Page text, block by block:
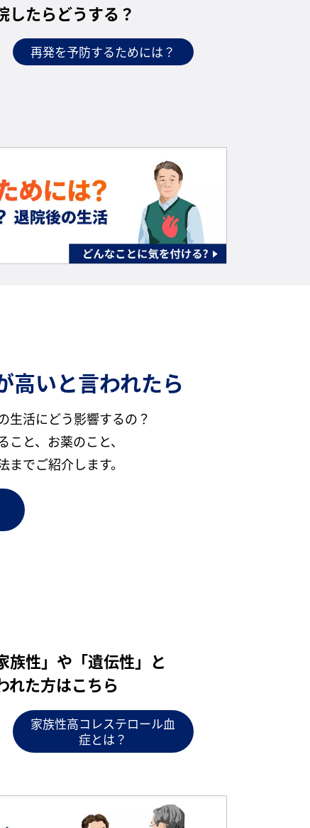
したらどうする？
再発を予防するためには？
高いと言われたら
生活にどう影響するの？
と、お薬のこと、
でご紹介します。
族性」や「遺伝性」と
れた方はこちら
家族性高コレステロール血
症とは？